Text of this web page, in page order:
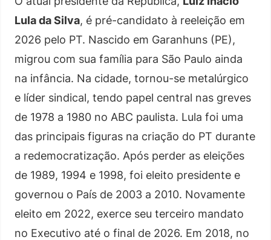
Lula da Silva, é pré-candidato à reeleição em
2026 pelo PT. Nascido em Garanhuns (PE),
migrou com sua família para São Paulo ainda
na infância. Na cidade, tornou-se metalúrgico
e líder sindical, tendo papel central nas greves
de 1978 a 1980 no ABC paulista. Lula foi uma
das principais figuras na criação do PT durante
a redemocratização. Após perder as eleições
de 1989, 1994 e 1998, foi eleito presidente e
governou o País de 2003 a 2010. Novamente
eleito em 2022, exerce seu terceiro mandato
no Executivo até o final de 2026. Em 2018, no